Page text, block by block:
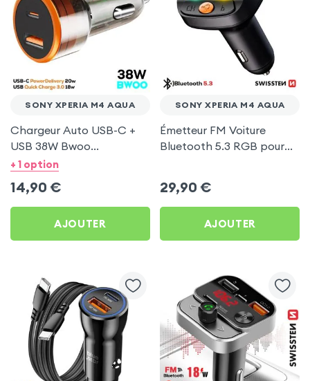
SONY XPERIA M4 AQUA
Chargeur Auto USB-C +
USB 38W Bwoo
Transparent pour Sony
+ 1 option
14,90 €
AJOUTER
SONY XPERIA M4 AQUA
Émetteur FM Voiture
Bluetooth 5.3 RGB pour
29,90 €
AJOUTER